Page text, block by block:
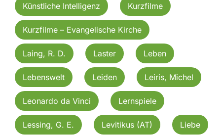
Künstliche Intelligenz Kurzfilme
Kurzfilme – Evangelische Kirche
Laing, R. D. Laster Leben
Lebenswelt Leiden Leiris, Michel
Leonardo da Vinci Lernspiele
Lessing, G. E. Levitikus (AT) Liebe